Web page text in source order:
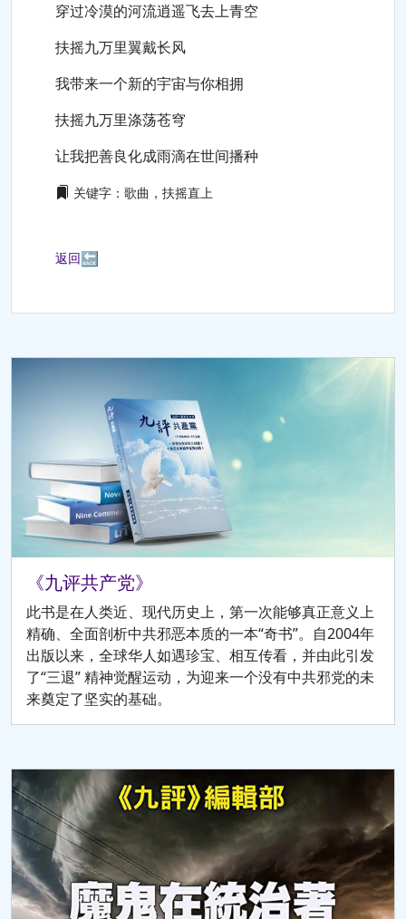
穿过冷漠的河流逍遥飞去上青空
扶摇九万里翼戴长风
我带来一个新的宇宙与你相拥
扶摇九万里涤荡苍穹
让我把善良化成雨滴在世间播种
关键字：歌曲，扶摇直上
返回🔙
《九评共产党》
此书是在人类近、现代历史上，第一次能够真正意义上
精确、全面剖析中共邪恶本质的一本“奇书”。自2004年
出版以来，全球华人如遇珍宝、相互传看，并由此引发
了“三退” 精神觉醒运动，为迎来一个没有中共邪党的未
来奠定了坚实的基础。